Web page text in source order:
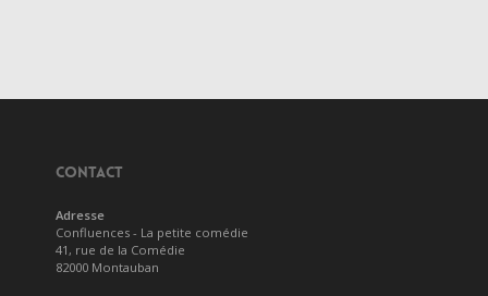
CONTACT
Adresse
Confluences - La petite comédie
41, rue de la Comédie
82000 Montauban